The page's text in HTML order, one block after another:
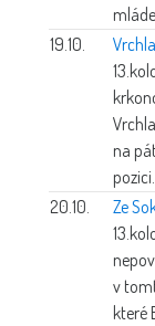
19.10.
na
20.10.
Ze
v
které